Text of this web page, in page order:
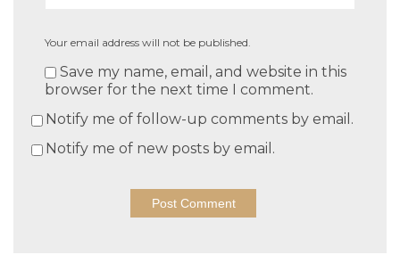
Your email address will not be published.
Save my name, email, and website in this
browser for the next time I comment.
Notify me of follow-up comments by email.
Notify me of new posts by email.